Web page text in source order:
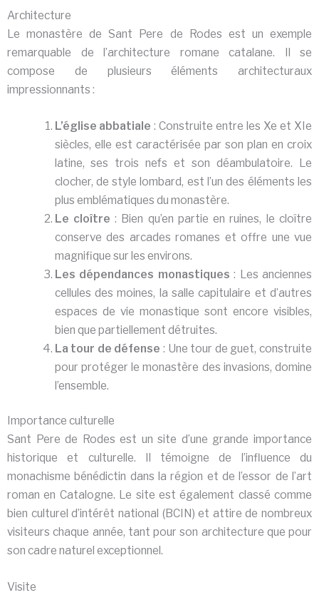
Architecture
Le monastère de Sant Pere de Rodes est un exemple
remarquable de l’architecture romane catalane. Il se
compose de plusieurs éléments architecturaux
impressionnants :
L’église abbatiale : Construite entre les Xe et XIe
siècles, elle est caractérisée par son plan en croix
latine, ses trois nefs et son déambulatoire. Le
clocher, de style lombard, est l’un des éléments les
plus emblématiques du monastère.
Le cloître : Bien qu’en partie en ruines, le cloître
conserve des arcades romanes et offre une vue
magnifique sur les environs.
Les dépendances monastiques : Les anciennes
cellules des moines, la salle capitulaire et d’autres
espaces de vie monastique sont encore visibles,
bien que partiellement détruites.
La tour de défense : Une tour de guet, construite
pour protéger le monastère des invasions, domine
l’ensemble.
Importance culturelle
Sant Pere de Rodes est un site d’une grande importance
historique et culturelle. Il témoigne de l’influence du
monachisme bénédictin dans la région et de l’essor de l’art
roman en Catalogne. Le site est également classé comme
bien culturel d’intérêt national (BCIN) et attire de nombreux
visiteurs chaque année, tant pour son architecture que pour
son cadre naturel exceptionnel.
Visite